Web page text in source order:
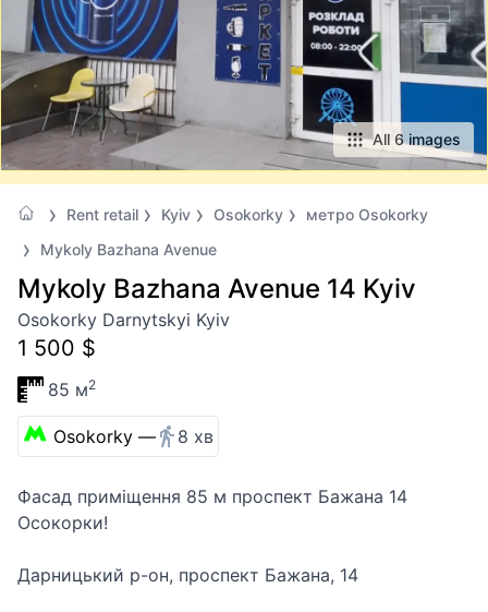
All 6 images
Rent retail Kyiv Osokorky
метро Osokorky
Mykoly Bazhana Avenue
Mykoly Bazhana Avenue 14 Kyiv
Osokorky Darnytskyi Kyiv
1 500 $
85 м2
Osokorky — 8 хв
Фасад приміщення 85 м проспект Бажана 14
Осокорки!
Дарницький р-он, проспект Бажана, 14